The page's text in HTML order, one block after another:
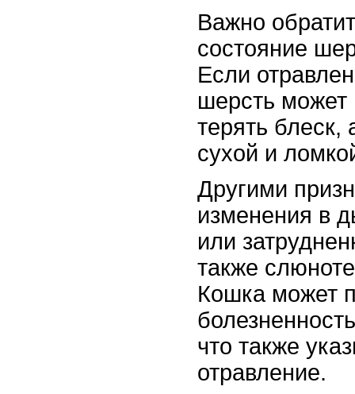
Важно
состояние
Если
шерсть может
терять блеск,
сухой и
Другими
изменения в
или
также
Кошка может
что также
отравление.